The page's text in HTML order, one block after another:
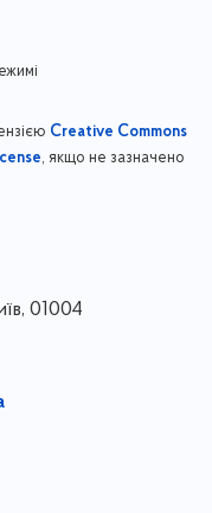
Creative Commons
, якщо не зазначено
01004